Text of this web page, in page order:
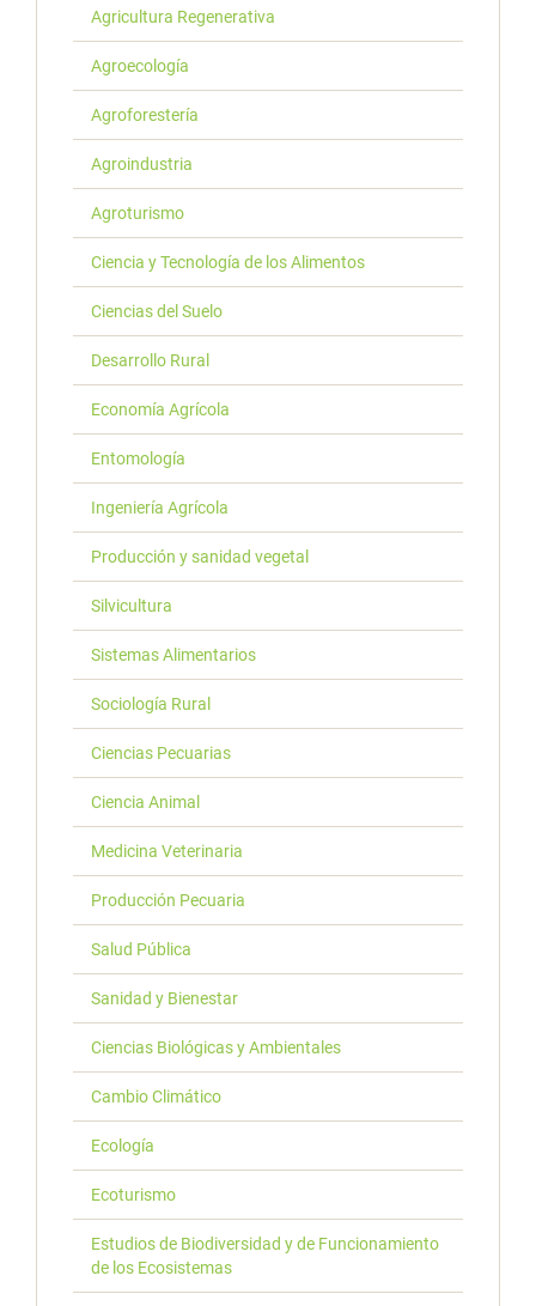
Agricultura Regenerativa
Agroecología
Agroforestería
Agroindustria
Agroturismo
Ciencia y Tecnología de los Alimentos
Ciencias del Suelo
Desarrollo Rural
Economía Agrícola
Entomología
Ingeniería Agrícola
Producción y sanidad vegetal
Silvicultura
Sistemas Alimentarios
Sociología Rural
Ciencias Pecuarias
Ciencia Animal
Medicina Veterinaria
Producción Pecuaria
Salud Pública
Sanidad y Bienestar
Ciencias Biológicas y Ambientales
Cambio Climático
Ecología
Ecoturismo
Estudios de Biodiversidad y de Funcionamiento
de los Ecosistemas